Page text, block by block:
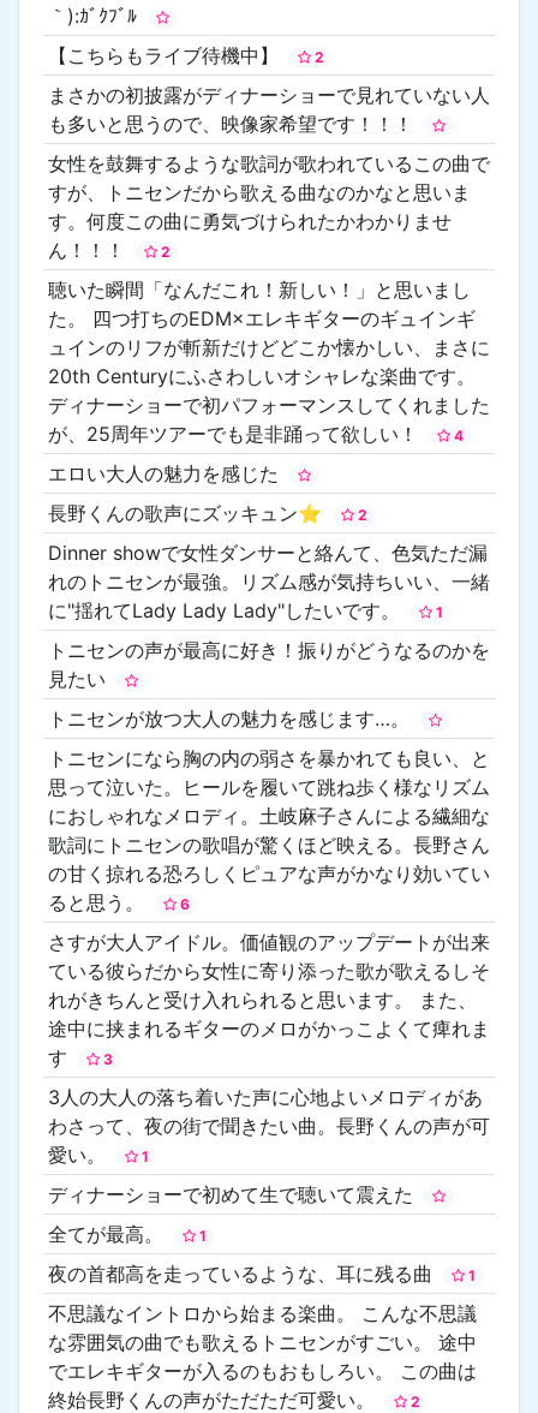
｀):ｶﾞｸﾌﾞﾙ
【こちらもライブ待機中】
2
まさかの初披露がディナーショーで見れていない人
も多いと思うので、映像家希望です！！！
女性を鼓舞するような歌詞が歌われているこの曲で
すが、トニセンだから歌える曲なのかなと思いま
す。何度この曲に勇気づけられたかわかりませ
ん！！！
2
聴いた瞬間「なんだこれ！新しい！」と思いまし
た。 四つ打ちのEDM×エレキギターのギュインギ
ュインのリフが斬新だけどどこか懐かしい、まさに
20th Centuryにふさわしいオシャレな楽曲です。
ディナーショーで初パフォーマンスしてくれました
が、25周年ツアーでも是非踊って欲しい！
4
エロい大人の魅力を感じた
長野くんの歌声にズッキュン⭐︎
2
Dinner showで女性ダンサーと絡んて、色気ただ漏
れのトニセンが最強。リズム感が気持ちいい、一緒
に"揺れてLady Lady Lady"したいです。
1
トニセンの声が最高に好き！振りがどうなるのかを
見たい
トニセンが放つ大人の魅力を感じます…。
トニセンになら胸の内の弱さを暴かれても良い、と
思って泣いた。ヒールを履いて跳ね歩く様なリズム
におしゃれなメロディ。土岐麻子さんによる繊細な
歌詞にトニセンの歌唱が驚くほど映える。長野さん
の甘く掠れる恐ろしくピュアな声がかなり効いてい
ると思う。
6
さすが大人アイドル。価値観のアップデートが出来
ている彼らだから女性に寄り添った歌が歌えるしそ
れがきちんと受け入れられると思います。 また、
途中に挟まれるギターのメロがかっこよくて痺れま
す
3
3人の大人の落ち着いた声に心地よいメロディがあ
わさって、夜の街で聞きたい曲。長野くんの声が可
愛い。
1
ディナーショーで初めて生で聴いて震えた
全てが最高。
1
夜の首都高を走っているような、耳に残る曲 1
不思議なイントロから始まる楽曲。 こんな不思議
な雰囲気の曲でも歌えるトニセンがすごい。 途中
でエレキギターが入るのもおもしろい。 この曲は
終始長野くんの声がただただ可愛い。
2